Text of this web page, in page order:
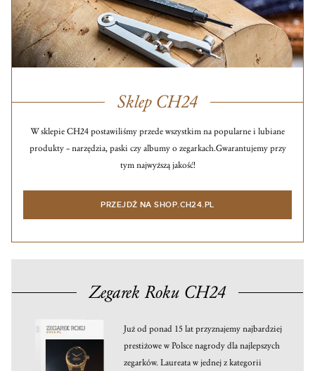
Sklep CH24
W sklepie CH24 postawiliśmy przede wszystkim na popularne i lubiane
produkty – narzędzia, paski czy albumy o zegarkach.Gwarantujemy przy
tym najwyższą jakość!
PRZEJDŹ NA SHOP.CH24.PL
Zegarek Roku CH24
Już od ponad 15 lat przyznajemy najbardziej
prestiżowe w Polsce nagrody dla najlepszych
zegarków. Laureata w jednej z kategorii